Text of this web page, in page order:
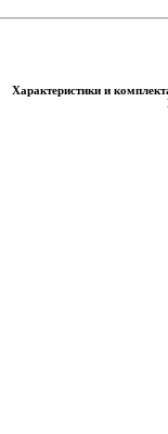
Характеристики и